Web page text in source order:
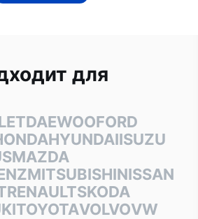
для
DAEWOOFORD
HYUNDAIISUZU
MAZDA
MITSUBISHINISSAN
RENAULTSKODA
TOYOTAVOLVOVW